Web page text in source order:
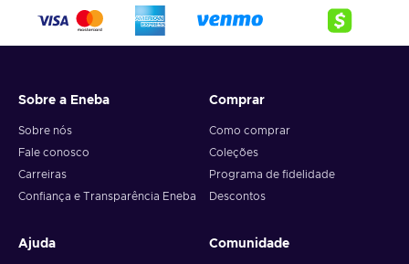
Sobre a Eneba
Sobre nós
Fale conosco
Carreiras
Confiança e Transparência Eneba
Comprar
Como comprar
Coleções
Programa de fidelidade
Descontos
Ajuda Comunidade